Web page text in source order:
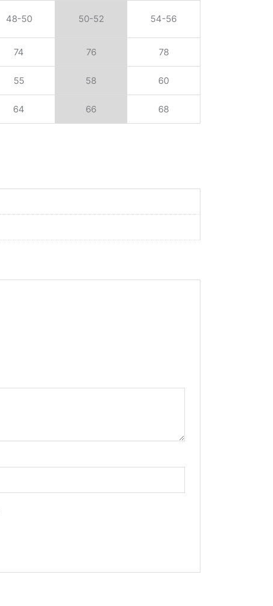
48-50 50-52 54-56
74 76 78
55 58 60
64 66 68